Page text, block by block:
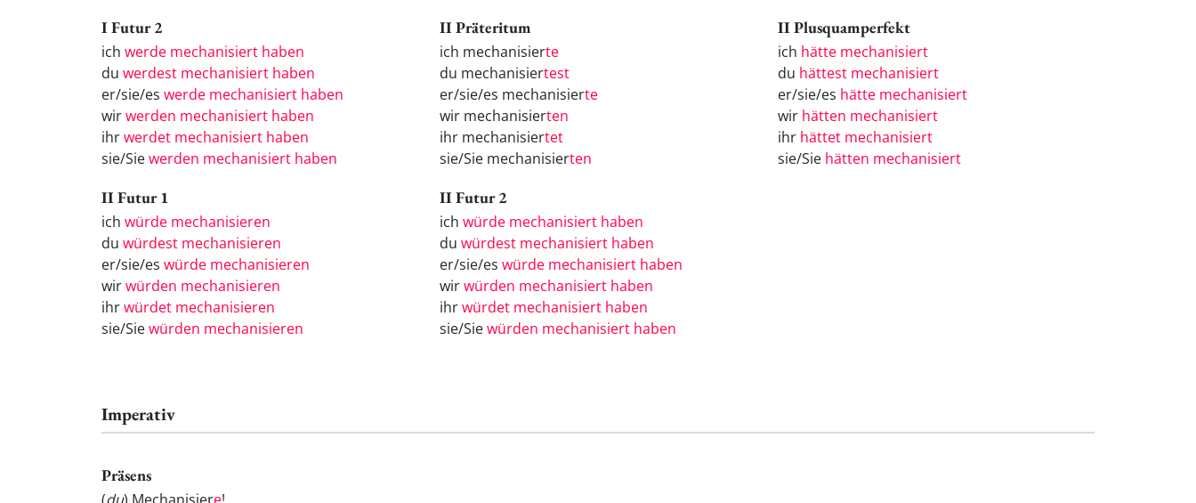
I Futur 2
ich werde mechanisiert haben
du werdest mechanisiert haben
er/sie/es werde mechanisiert haben
wirwerden mechanisiert haben
ihrwerdet mechanisiert haben
sie/Siewerden mechanisiert haben
II Präteritum
ich mechanisierte
du mechanisiertest
er/sie/es mechanisierte
wir mechanisierten
ihr mechanisiertet
sie/Sie mechanisierten
II Plusquamperfekt
ich hätte mechanisiert
du hättest mechanisiert
er/sie/es hätte mechanisiert
wir hätten mechanisiert
ihr hättet mechanisiert
sie/Sie hätten mechanisiert
II Futur 1
ich würde mechanisieren
du würdest mechanisieren
er/sie/es würde mechanisieren
wirwürden mechanisieren
ihrwürdet mechanisieren
sie/Siewürden mechanisieren
II Futur 2
ich würde mechanisiert haben
du würdest mechanisiert haben
er/sie/es würde mechanisiert haben
wirwürden mechanisiert haben
ihrwürdet mechanisiert haben
sie/Siewürden mechanisiert haben
Imperativ
Präsens